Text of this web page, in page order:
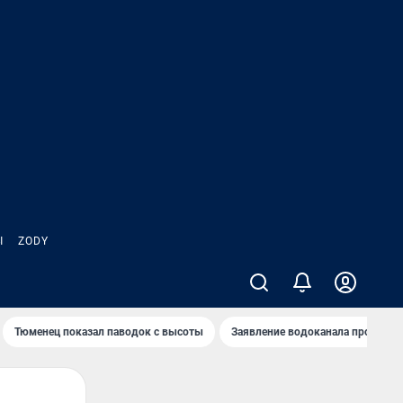
ZODY
Тюменец показал паводок с высоты Заявление водоканала про